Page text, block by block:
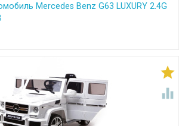
Mercedes Benz G63 LUXURY 2.4G

